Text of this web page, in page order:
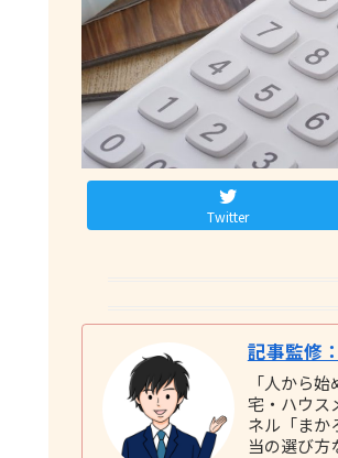
Twitter
記事監修
「人から
宅・ハウス
ネル「まか
当の選び方